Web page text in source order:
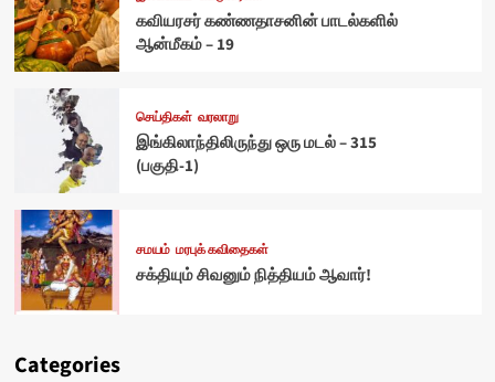
கவியரசர் கண்ணதாசனின் பாடல்களில்
ஆன்மீகம் – 19
செய்திகள் வரலாறு
இங்கிலாந்திலிருந்து ஒரு மடல் – 315
(பகுதி-1)
சமயம் மரபுக் கவிதைகள்
சக்தியும் சிவனும் நித்தியம் ஆவார்!
Categories